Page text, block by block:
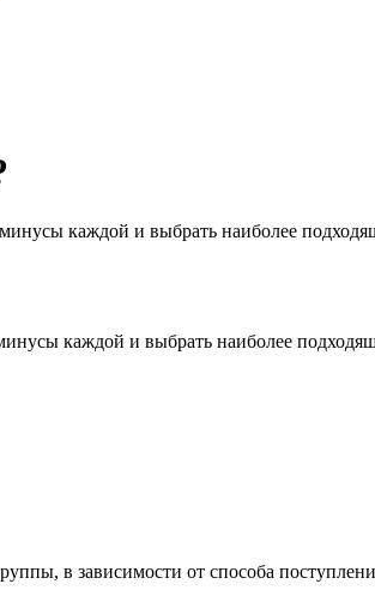
каждой и выбрать наиболее
каждой и выбрать наиболее
в зависимости от способа